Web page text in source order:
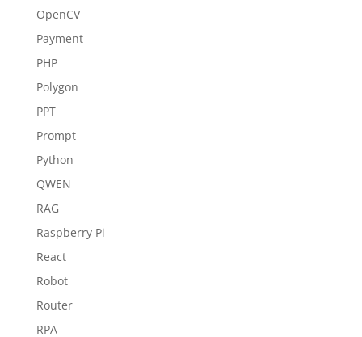
OpenCV
Payment
PHP
Polygon
PPT
Prompt
Python
QWEN
RAG
Raspberry Pi
React
Robot
Router
RPA